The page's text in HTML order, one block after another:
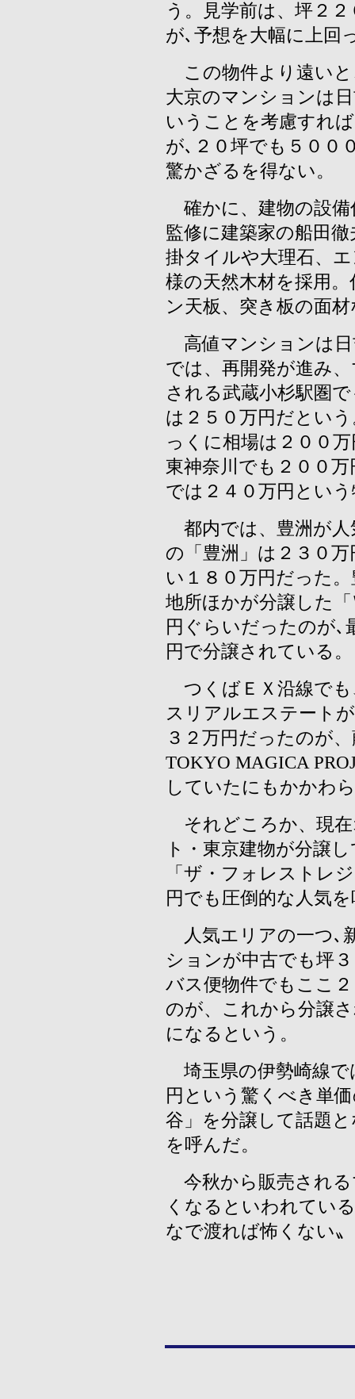
う。見学前は、坪２
が､予想を大幅に上回
この物件より遠いと
大京のマンションは
いうことを考慮すれ
が､２０坪でも５００
驚かざるを得ない。
確かに、建物の設備
監修に建築家の船田
掛タイルや大理石、
様の天然木材を採用
ン天板、突き板の面
高値マンションは日
では、再開発が進み
される武蔵小杉駅圏
は２５０万円だとい
っくに相場は２００
東神奈川でも２００
では２４０万円とい
都内では、豊洲が人
の「豊洲」は２３０
い１８０万円だった
地所ほかが分譲した
円ぐらいだったのが､
円で分譲されている。
つくばＥＸ沿線でも
スリアルエステート
３２万円だったのが
TOKYO MAGICA
していたにもかかわ
それどころか、現
ト・東京建物が分譲
「ザ・フォレストレ
円でも圧倒的な人気
人気エリアの一つ､
ションが中古でも坪
バス便物件でもここ
のが、これから分譲
になるという。
埼玉県の伊勢崎線で
円という驚くべき単
谷」を分譲して話題
を呼んだ。
今秋から販売される
くなるといわれてい
なで渡れば怖くない